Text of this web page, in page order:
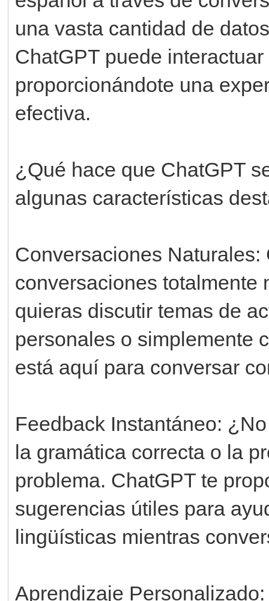
una vasta cantidad de
ChatGPT puede
proporcionándote una
efectiva.
¿Qué hace que ChatGPT
algunas características
Conversaciones
conversaciones totalmente
quieras discutir temas de
personales o simplemente
está aquí para conversar
Feedback Instantáneo:
la gramática correcta o la
problema. ChatGPT te
sugerencias útiles para
lingüísticas mientras
Aprendizaje